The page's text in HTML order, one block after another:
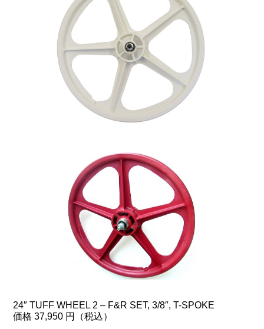
24″ TUFF WHEEL 2 – F&R SET, 3/8″, T-SPOKE
価格 37,950 円（税込）